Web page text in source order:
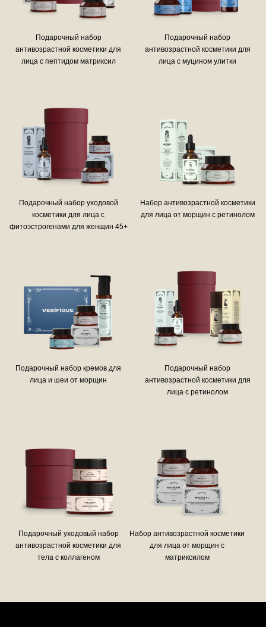
Подарочный набор
антивозрастной косметики для
лица с пептидом матриксил
Подарочный набор
антивозрастной косметики для
лица с муцином улитки
Подарочный набор уходовой
косметики для лица с
фитоэстрогенами для женщин 45+
Набор антивозрастной косметики
для лица от морщин с ретинолом
Подарочный набор кремов для
лица и шеи от морщин
Подарочный набор
антивозрастной косметики для
лица с ретинолом
Подарочный уходовый набор
антивозрастной косметики для
тела с коллагеном
Набор антивозрастной косметики
для лица от морщин с
матриксилом